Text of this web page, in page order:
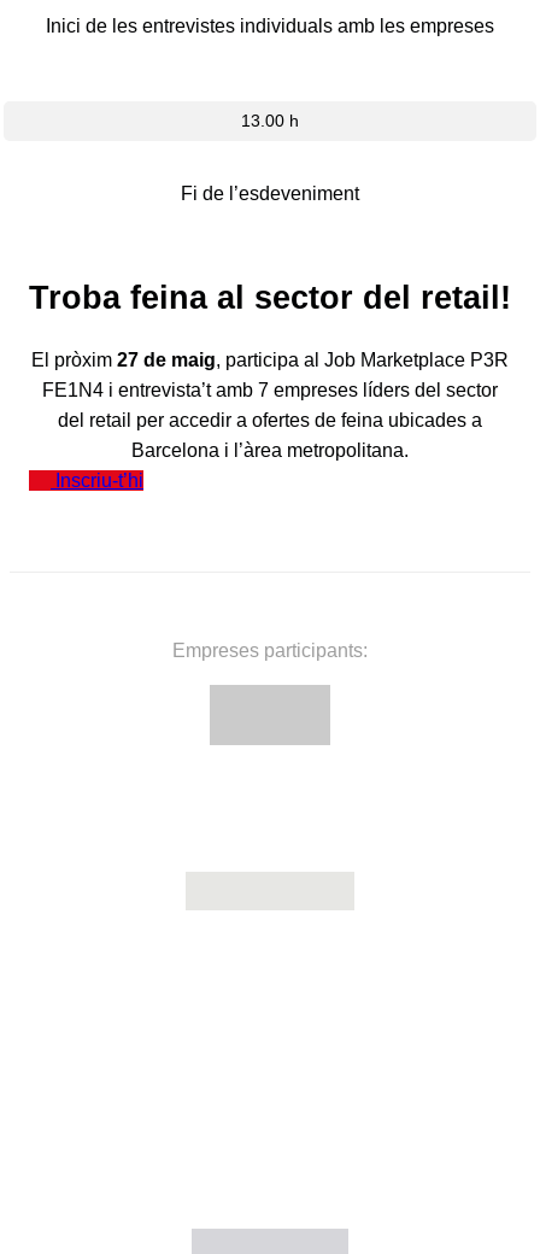
Inici de les entrevistes individuals amb les empreses
13.00 h
Fi de l’esdeveniment
Troba feina al sector del retail!
El pròxim 27 de maig, participa al Job Marketplace P3R
FE1N4 i entrevista’t amb 7 empreses líders del sector
del retail per accedir a ofertes de feina ubicades a
Barcelona i l’àrea metropolitana.
Inscriu-t’hi
Empreses participants: